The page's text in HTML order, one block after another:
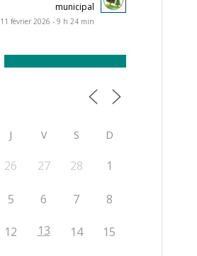
municipal
11 février 2026 - 9 h 24 min
J V S D
26 27 28 1
5 6 7 8
12 13 14 15